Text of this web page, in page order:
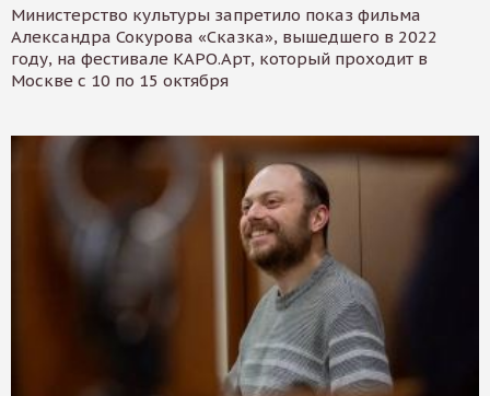
Министерство культуры запретило показ фильма
Александра Сокурова «Сказка», вышедшего в 2022
году, на фестивале КАРО.Арт, который проходит в
Москве с 10 по 15 октября